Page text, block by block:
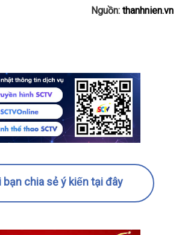
Nguồn: thanhnien.vn
bạn chia sẻ ý kiến tại đây